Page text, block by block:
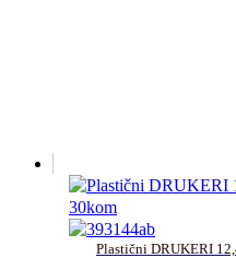
Plastični DRUKERI